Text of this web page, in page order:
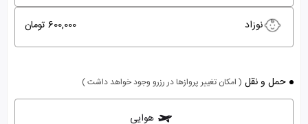
نوزاد 600,000 تومان
حمل و نقل ( امکان تغییر پروازها در رزرو وجود خواهد داشت )
هوایی